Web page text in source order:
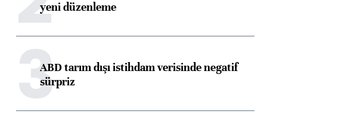
yeni düzenleme
3ABD tarım dışı istihdam verisinde negatif
sürpriz